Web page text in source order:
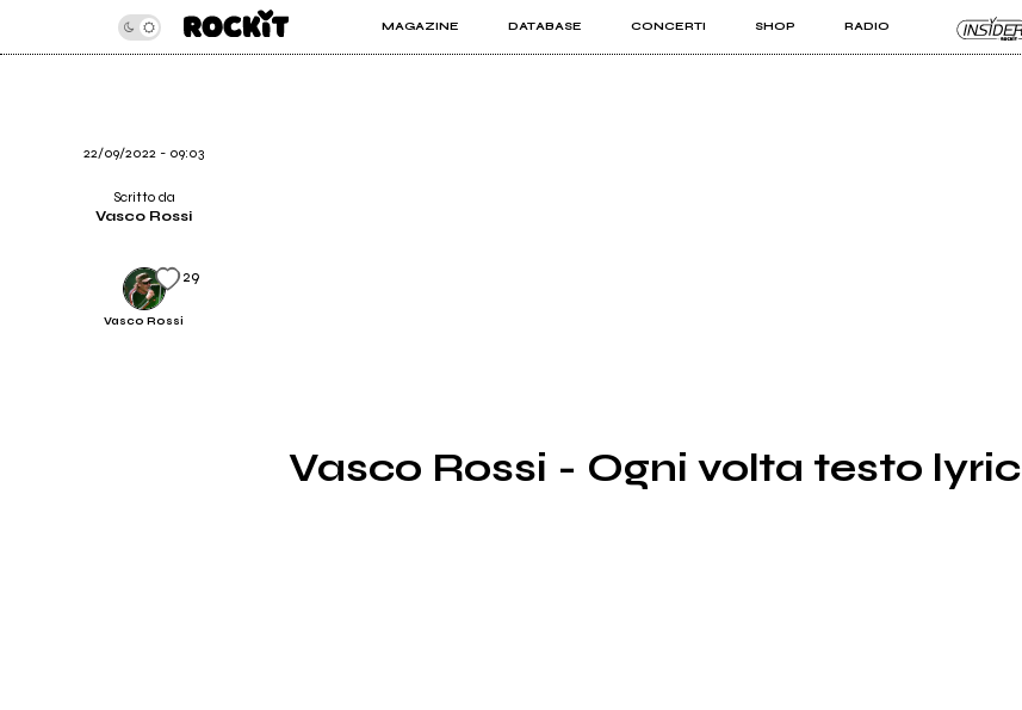
MAGAZINE DATABASE CONCERTI SHOP RADIO
INSIDER ROCKIT PRO
Vasco Rossi - Ogni volta testo lyric
22/09/2022 - 09:03
Scritto da
Vasco Rossi
Vasco Rossi
29